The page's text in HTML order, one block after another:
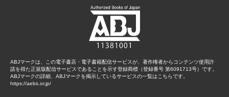
ABJマークは、この電子書店・電子書籍配信サービスが、著作権者からコンテンツ使用許
諾を得た正規版配信サービスであることを示す登録商標（登録番号 第6091713号）です。
ABJマークの詳細、ABJマークを掲示しているサービスの一覧はこちらです。
https://aebs.or.jp/